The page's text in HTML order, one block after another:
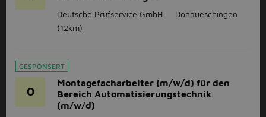
Deutsche Prüfservice GmbH
Donaueschingen
(12km)
GESPONSERT
O
Montagefacharbeiter (m/w/d) für den
Bereich Automatisierungstechnik
(m/w/d)